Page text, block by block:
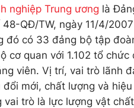
nghiệp Trung ương là
QĐ/TW, ngày 11/4/
đó có 33 đảng bộ tập
cơ quan với 1.102 tổ
viên. Vị trí, vai trò lãnh
mới, chất lượng và
vai trò là lực lượng vật